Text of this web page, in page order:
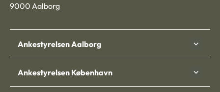
9000 Aalborg
Ankestyrelsen Aalborg
Ankestyrelsen København